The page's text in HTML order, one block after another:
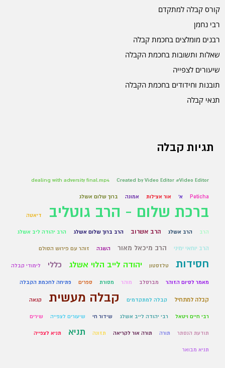
קורס קבלה למתקדם
רבי נחמן
רבנים מומלצים בחכמת קבלה
שאלות ותשובות בחכמת הקבלה
שיעורים לצפייה
תובנות וחידודים בחכמת הקבלה
תנאי קבלה
תגיות קבלה
Created by Video Editor #Video Editor
dealing with adversity final.mp4
Peticha א' אור אצילות אמונה ברוך שלום אשלג
ברכת שלום - הרב גוטליב דיאטה
הרב הרב אשלג הרב אשרוב הרב ברוך שלום אשלג הרב יהודה ליב אשלג
הרב יוחאי ימיני הרב מיכאל מאור השגה זוהר עם פירוש הסולם
חסידות טלזסטון יהודה לייב הלוי אשלג כללי לימודי קבלה
מאמר לסיום הזוהר מברסלב מוהר מסורת ספרים פתיחה לחכמת הקבלה
קבלה למתחיל קבלה למתקדמים קבלה מעשית קנאה
רבי חיים ויטאל רבי יהודה לייב אשלג שידור חי שיעורים לצפייה שירים
תודעת הנסתר תורה תורה אור לקריאה תזונה תניא תניא לצפייה
תניא מבואר